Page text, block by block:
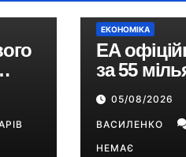
ЕКОНОМІКА
EA
за 55
доларів:
Sports FC,
The Sims
05/08/2026
ВАСИЛЕНКО
НЕМАЄ